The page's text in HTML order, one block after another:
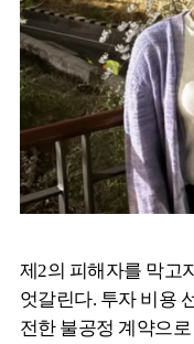
제2의 피해자를 막고
엇갈린다. 투자 비용
전한 불공정 계약으